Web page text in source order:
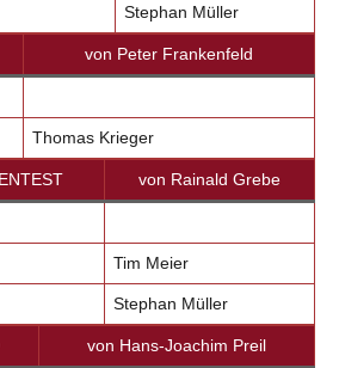
Stephan Müller
von Peter Frankenfeld
Thomas Krieger
von Rainald Grebe
Tim Meier
Stephan Müller
von Hans-Joachim Preil